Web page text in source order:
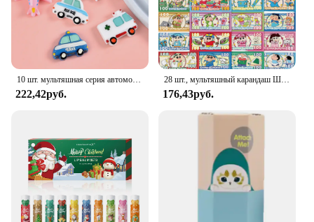
10 шт. мультяшная серия автомобиля, искусственная смола для шпильки для скрапбукинга, ювелирные изделия для рукоделия, декоративные аксессуары
222,42руб.
28 шт., мультяшный карандаш Шинчан, бумажные наклейки для денег, детские игрушки для автомобиля, телефона, скрапбукинга, ноутбука, декоративная наклейка в стиле аниме, граффити, подарок
176,43руб.